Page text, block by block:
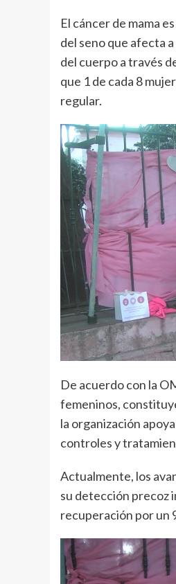
El cáncer de mama
del seno que afecta
del cuerpo a través
que 1 de cada 8
regular.
De acuerdo con la
femeninos,
la organización
controles y
Actualmente, los
su detección precoz
recuperación por un